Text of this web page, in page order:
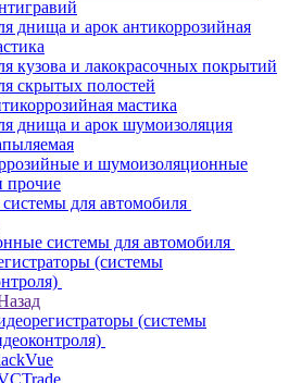
днища и арок антикоррозийная
кузова и лакокрасочных покрытий
скрытых полостей
мастика
днища и арок шумоизоляция
и шумоизоляционные
прочие
для автомобиля
системы для автомобиля
(системы
(системы